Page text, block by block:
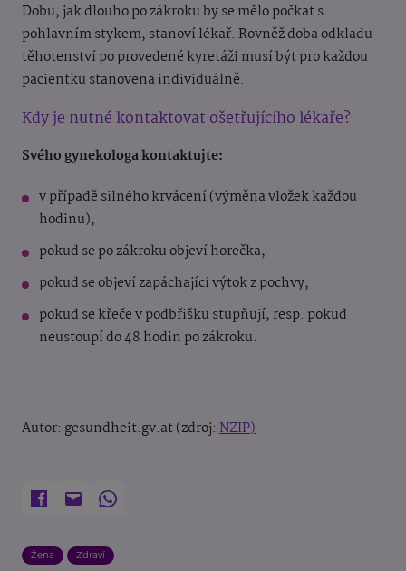
Dobu, jak dlouho po zákroku by se mělo počkat s
pohlavním stykem, stanoví lékař. Rovněž doba odkladu
těhotenství po provedené kyretáži musí být pro každou
pacientku stanovena individuálně.
Kdy je nutné kontaktovat ošetřujícího lékaře?
Svého gynekologa kontaktujte:
v případě silného krvácení (výměna vložek každou
hodinu),
pokud se po zákroku objeví horečka,
pokud se objeví zapáchající výtok z pochvy,
pokud se křeče v podbřišku stupňují, resp. pokud
neustoupí do 48 hodin po zákroku.
Autor: gesundheit.gv.at (zdroj: NZIP)
Žena Zdraví